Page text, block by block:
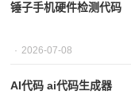
锤子手机硬件检测代码
2026-07-08
AI代码 ai代码生成器